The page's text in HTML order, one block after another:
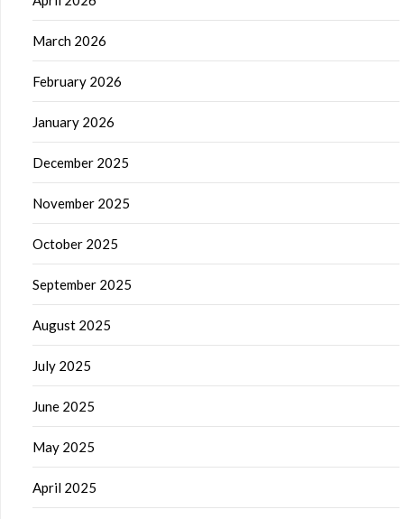
March 2026
February 2026
January 2026
December 2025
November 2025
October 2025
September 2025
August 2025
July 2025
June 2025
May 2025
April 2025